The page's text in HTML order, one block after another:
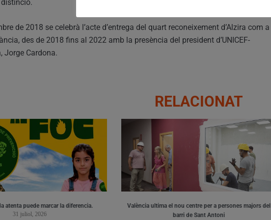
de 2018 se celebrà l’acte d’entrega del quart reconeixement d’Alzira com a
des de 2018 fins al 2022 amb la presència del president d’UNICEF-
Jorge Cardona.
RELACIONAT
atenta puede marcar la diferencia.
31 juliol, 2026
València ultima el nou centre per a persones majors del
barri de Sant Antoni